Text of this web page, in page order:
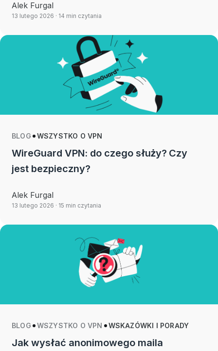
Alek Furgal
13 lutego 2026 · 14 min czytania
BLOG WSZYSTKO O VPN
WireGuard VPN: do czego służy? Czy
jest bezpieczny?
Alek Furgal
13 lutego 2026 · 15 min czytania
BLOG WSZYSTKO O VPN WSKAZÓWKI I PORADY
Jak wysłać anonimowego maila